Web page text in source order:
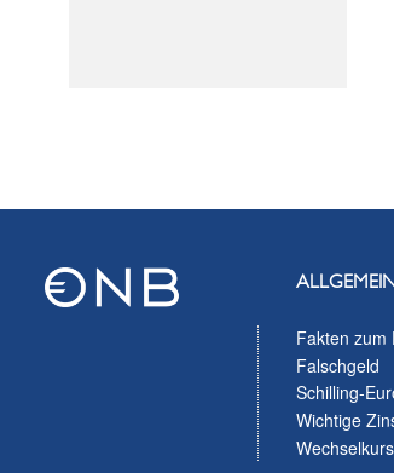
Fakten zum
Falschgeld
Schilling-
Wichtige